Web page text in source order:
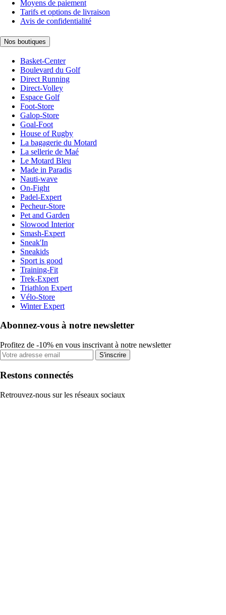
Moyens de paiement
Tarifs et options de livraison
Avis de confidentialité
Nos boutiques
Basket-Center
Boulevard du Golf
Direct Running
Direct-Volley
Espace Golf
Foot-Store
Galop-Store
Goal-Foot
House of Rugby
La bagagerie du Motard
La sellerie de Maé
Le Motard Bleu
Made in Paradis
Nauti-wave
On-Fight
Padel-Expert
Pecheur-Store
Pet and Garden
Slowood Interior
Smash-Expert
Sneak'In
Sneakids
Sport is good
Training-Fit
Trek-Expert
Triathlon Expert
Vélo-Store
Winter Expert
Abonnez-vous à notre newsletter
Profitez de -10% en vous inscrivant à notre newsletter
S'inscrire
Restons connectés
Retrouvez-nous sur les réseaux sociaux